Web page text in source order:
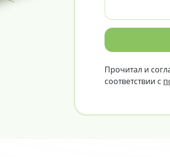
Прочитал и
соответствии с